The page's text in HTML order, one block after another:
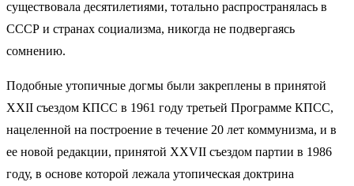
существовала десятилетиями, тотально распространялась в
СССР и странах социализма, никогда не подвергаясь
сомнению.
Подобные утопичные догмы были закреплены в принятой
XXII съездом КПСС в 1961 году третьей Программе КПСС,
нацеленной на построение в течение 20 лет коммунизма, и в
ее новой редакции, принятой XXVII съездом партии в 1986
году, в основе которой лежала утопическая доктрина